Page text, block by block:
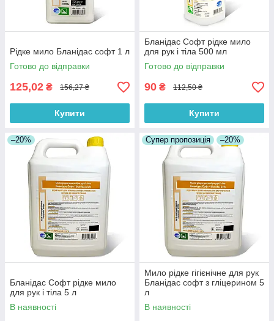
Рідке мило Бланідас софт 1 л
Готово до відправки
125,02 ₴ 156,27 ₴
Купити
Бланідас Софт рідке мило
для рук і тіла 500 мл
Готово до відправки
90 ₴ 112,50 ₴
Купити
–20%
Бланідас Софт рідке мило
для рук і тіла 5 л
В наявності
Супер пропозиція –20%
Мило рідке гігієнічне для рук
Бланідас софт з гліцерином 5
л
В наявності